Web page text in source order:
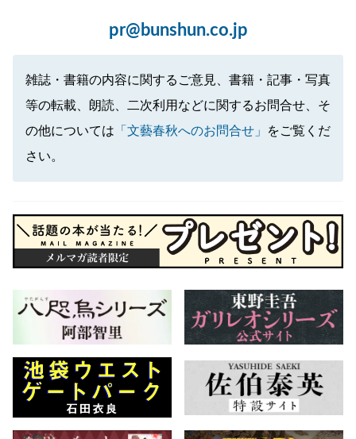
pr@bunshun.co.jp
雑誌・書籍の内容に関するご意見、書籍・記事・写真
等の転載、朗読、二次利用などに関するお問合せ、そ
の他については 「文藝春秋へのお問合せ」
をご覧くだ
さい。